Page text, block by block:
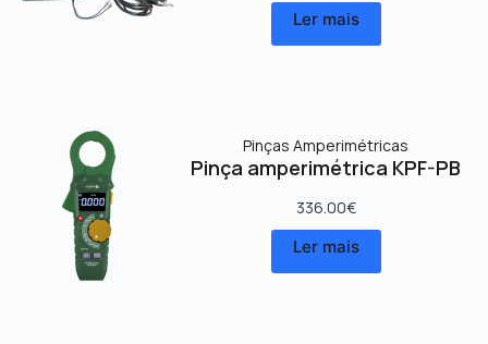
Ler mais
Pinças Amperimétricas
Pinça amperimétrica KPF-PB
336.00€
Ler mais